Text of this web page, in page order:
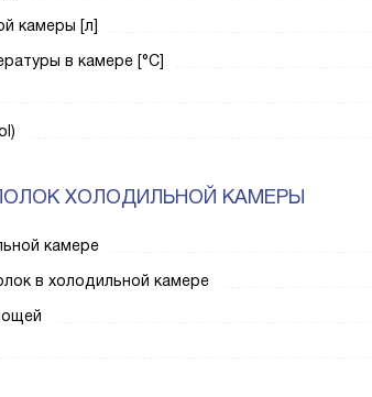
камеры [л]
в камере [°C]
ХОЛОДИЛЬНОЙ КАМЕРЫ
камере
в холодильной камере